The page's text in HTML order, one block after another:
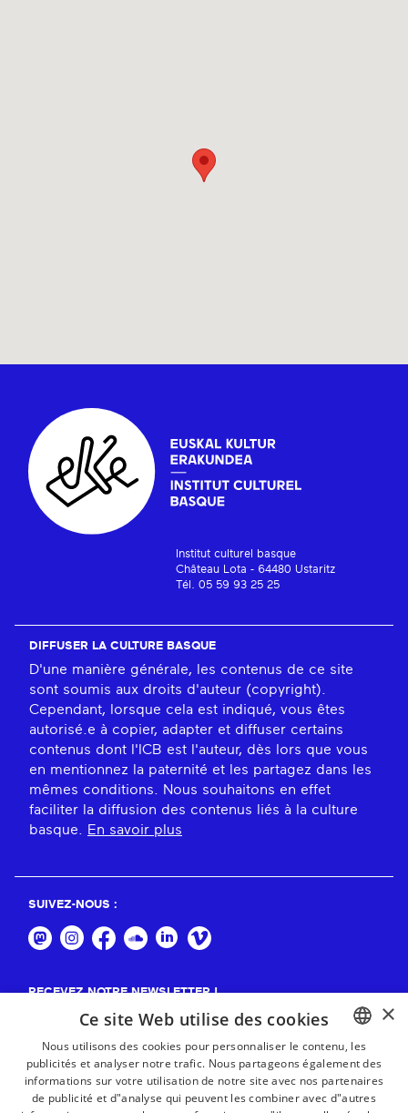
Institut culturel basque
Château Lota - 64480 Ustaritz
Tél. 05 59 93 25 25
DIFFUSER LA CULTURE BASQUE
D'une manière générale, les contenus de ce site
sont soumis aux droits d'auteur (copyright).
Cependant, lorsque cela est indiqué, vous êtes
autorisé.e à copier, adapter et diffuser certains
contenus dont l'ICB est l'auteur, dès lors que vous
en mentionnez la paternité et les partagez dans les
mêmes conditions. Nous souhaitons en effet
faciliter la diffusion des contenus liés à la culture
basque. En savoir plus
SUIVEZ-NOUS :
RECEVEZ NOTRE NEWSLETTER !
BASQUE
FRENCH
×
Ce site Web utilise des cookies
Nous utilisons des cookies pour personnaliser le contenu, les
publicités et analyser notre trafic. Nous partageons également des
informations sur votre utilisation de notre site avec nos partenaires
de publicité et d"analyse qui peuvent les combiner avec d"autres